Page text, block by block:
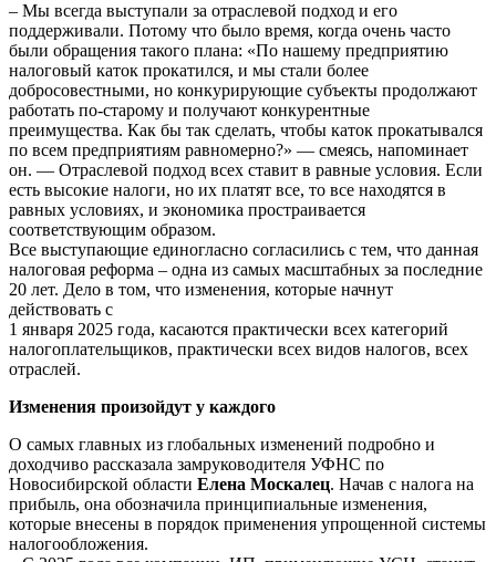
– Мы всегда выступали за отраслевой подход и его
поддерживали. Потому что было время, когда очень часто
были обращения такого плана: «По нашему предприятию
налоговый каток прокатился, и мы стали более
добросовестными, но конкурирующие субъекты продолжают
работать по-старому и получают конкурентные
преимущества. Как бы так сделать, чтобы каток прокатывался
по всем предприятиям равномерно?» — смеясь, напоминает
он. — Отраслевой подход всех ставит в равные условия. Если
есть высокие налоги, но их платят все, то все находятся в
равных условиях, и экономика простраивается
соответствующим образом.
Все выступающие единогласно согласились с тем, что данная
налоговая реформа – одна из самых масштабных за последние
20 лет. Дело в том, что изменения, которые начнут
действовать с
1 января 2025 года, касаются практически всех категорий
налогоплательщиков, практически всех видов налогов, всех
отраслей.
Изменения произойдут у каждого
О самых главных из глобальных изменений подробно и
доходчиво рассказала замруководителя УФНС по
Новосибирской области Елена Москалец. Начав с налога на
прибыль, она обозначила принципиальные изменения,
которые внесены в порядок применения упрощенной системы
налогообложения.